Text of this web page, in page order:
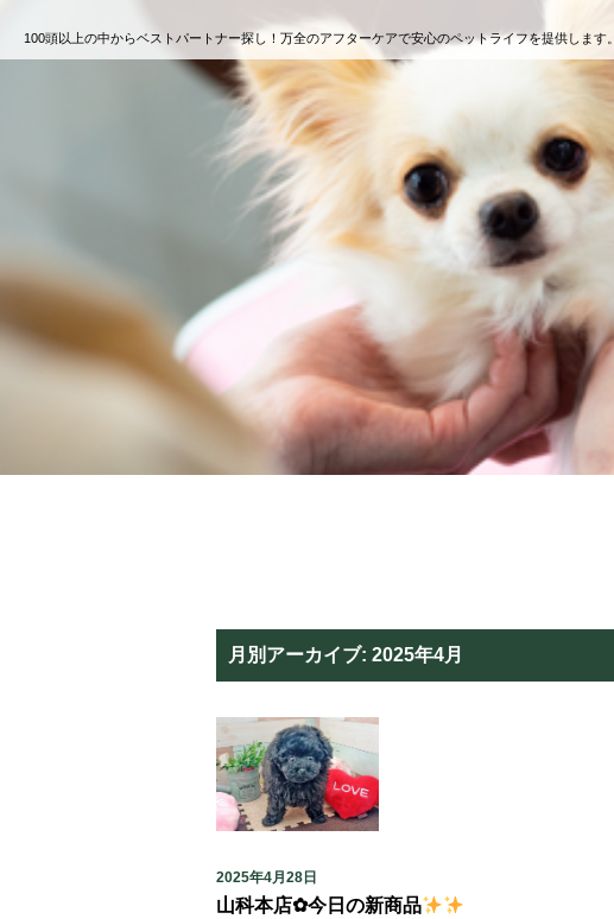
100頭以上の中からベストパートナー探し！万全のアフターケアで安心のペットライフを提供します。
月別アーカイブ: 2025年4月
2025年4月28日
山科本店✿今日の新商品